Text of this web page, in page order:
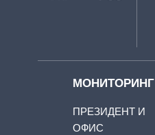
МОНИТОРИНГ
ПРЕЗИДЕНТ И
ОФИС